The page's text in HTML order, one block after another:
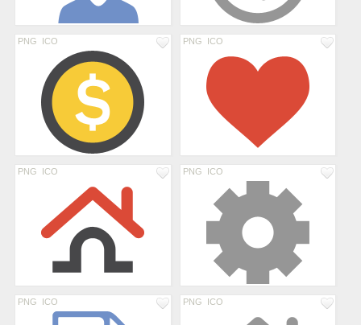
PNG ICO PNG ICO
PNG ICO PNG ICO
PNG ICO PNG ICO